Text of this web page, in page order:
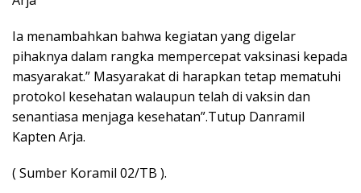
Ia menambahkan bahwa kegiatan yang digelar
pihaknya dalam rangka mempercepat vaksinasi kepada
masyarakat.” Masyarakat di harapkan tetap mematuhi
protokol kesehatan walaupun telah di vaksin dan
senantiasa menjaga kesehatan”.Tutup Danramil
Kapten Arja.
( Sumber Koramil 02/TB ).